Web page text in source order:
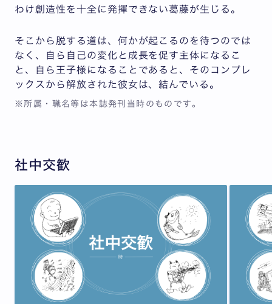
わけ創造性を十全に発揮できない葛藤が生じる。
そこから脱する道は、何かが起こるのを待つのでは
なく、自ら自己の変化と成長を促す主体になるこ
と、自ら王子様になることであると、そのコンプレ
ックスから解放された彼女は、結んでいる。
※所属・職名等は本誌発刊当時のものです。
社中交歓